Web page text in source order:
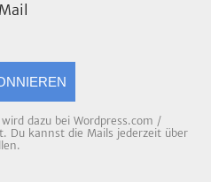
dazu bei Wordpress.com /
Du kannst die Mails jederzeit über